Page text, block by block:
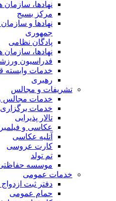
نهادها،
مرکز بسیج
نهادها و
جمهوری
پادگان نظامی
نهادها،
فدراسیون
خدمات وابسته
رهبری
تشریفات و مجالس
خدمات مجالس
خدمات برگزاری
تالار پذیرایی
عکاسی و
آتلیه عکاسی
کارت عروسی
تم تولد
موسسه حفاظتی
خدمات عمومی
دفتر ثبت
حمام عمومی